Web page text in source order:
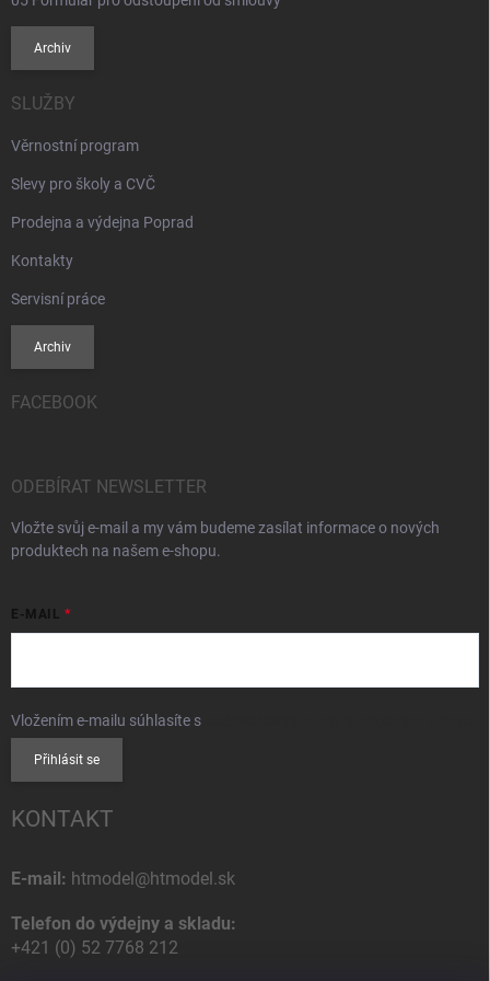
Archiv
SLUŽBY
Věrnostní program
Slevy pro školy a CVČ
Prodejna a výdejna Poprad
Kontakty
Servisní práce
Archiv
FACEBOOK
ODEBÍRAT NEWSLETTER
Vložte svůj e-mail a my vám budeme zasílat informace o nových
produktech na našem e-shopu.
E-MAIL
Vložením e-mailu súhlasíte s
Přihlásit se
KONTAKT
E-mail: htmodel@htmodel.sk
Telefon do výdejny a skladu:
+421 (0) 52 7768 212